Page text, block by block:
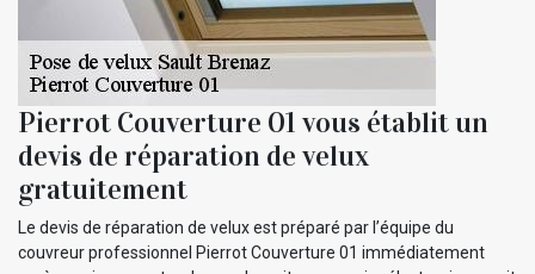
Pierrot Couverture 01 vous établit un
devis de réparation de velux
gratuitement
Le devis de réparation de velux est préparé par l’équipe du
couvreur professionnel Pierrot Couverture 01 immédiatement